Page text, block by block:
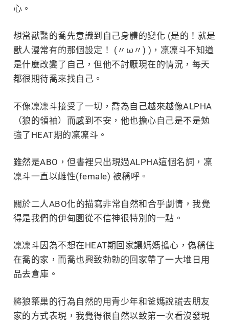
心。
想當獸醫的喬先意識到自己身體的變化 (是的！就是
獸人漫常有的那個設定！ (〃ω〃) )，凜凜斗不知道
是什麼改變了自己，但他不討厭現在的情況，每天
都很期待喬來找自己。
不像凜凜斗接受了一切，喬為自己越來越像ALPHA
（狼的領袖）而感到不安，他也擔心自己是不是勉
強了HEAT期的凜凜斗。
雖然是ABO，但書裡只出現過ALPHA這個名詞，凜
凜斗一直以雌性(female) 被稱呼。
關於二人ABO化的描寫非常自然和合乎劇情，我覺
得是我們的伊甸園從不信神很特別的一點。
凜凜斗因為不想在HEAT期回家讓媽媽擔心，偽稱住
在喬的家，而喬也興致勃勃的回家帶了一大堆日用
品去倉庫。
將狼築巢的行為自然的用青少年和爸媽說謊去朋友
家的方式表現，我覺得很自然以致第一次看沒發現